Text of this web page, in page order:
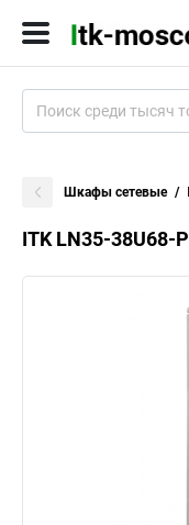
Шкафы сетевые
ITK LN35-38U68-P